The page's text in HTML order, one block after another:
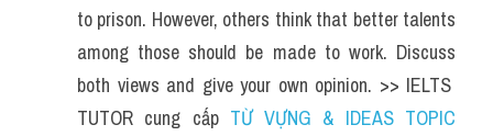
to prison. However, others think that better talents
among those should be made to work. Discuss
both views and give your own opinion. >> IELTS
TUTOR cung cấp TỪ VỰNG & IDEAS TOPIC